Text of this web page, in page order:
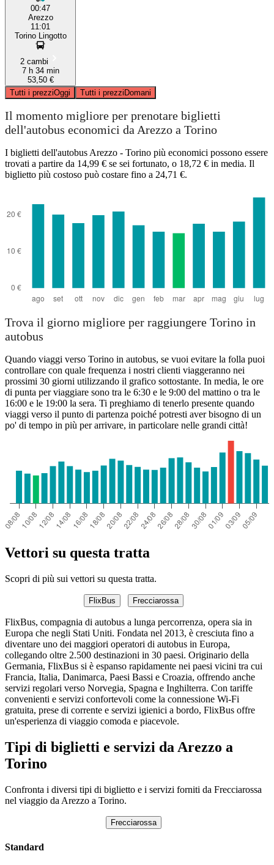
00:47
Arezzo
11:01
Torino Lingotto
2 cambi
7 h 34 min
53,50 €
Tutti i prezziOggi Tutti i prezziDomani
Il momento migliore per prenotare biglietti
dell'autobus economici da Arezzo a Torino
I biglietti dell'autobus Arezzo - Torino più economici possono essere
trovati a partire da 14,99 € se sei fortunato, o 18,72 € in media. Il
biglietto più costoso può costare fino a 24,71 €.
Trova il giorno migliore per raggiungere Torino in
autobus
Quando viaggi verso Torino in autobus, se vuoi evitare la folla puoi
controllare con quale frequenza i nostri clienti viaggeranno nei
prossimi 30 giorni utilizzando il grafico sottostante. In media, le ore
di punta per viaggiare sono tra le 6:30 e le 9:00 del mattino o tra le
16:00 e le 19:00 la sera. Ti preghiamo di tenerlo presente quando
viaggi verso il punto di partenza poiché potresti aver bisogno di un
po' di tempo in più per arrivare, in particolare nelle grandi città!
Vettori su questa tratta
Scopri di più sui vettori su questa tratta.
FlixBus Frecciarossa
FlixBus, compagnia di autobus a lunga percorrenza, opera sia in
Europa che negli Stati Uniti. Fondata nel 2013, è cresciuta fino a
diventare uno dei maggiori operatori di autobus in Europa,
collegando oltre 2.500 destinazioni in 30 paesi. Originario della
Germania, FlixBus si è espanso rapidamente nei paesi vicini tra cui
Francia, Italia, Danimarca, Paesi Bassi e Croazia, offrendo anche
servizi regolari verso Norvegia, Spagna e Inghilterra. Con tariffe
convenienti e servizi confortevoli come la connessione Wi-Fi
gratuita, prese di corrente e servizi igienici a bordo, FlixBus offre
un'esperienza di viaggio comoda e piacevole.
Tipi di biglietti e servizi da Arezzo a
Torino
Confronta i diversi tipi di biglietto e i servizi forniti da Frecciarossa
nel viaggio da Arezzo a Torino.
Frecciarossa
Standard